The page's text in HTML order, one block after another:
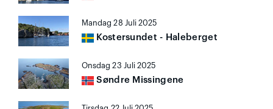
Mandag 28 Juli 2025
Kostersundet - Haleberget
Onsdag 23 Juli 2025
Søndre Missingene